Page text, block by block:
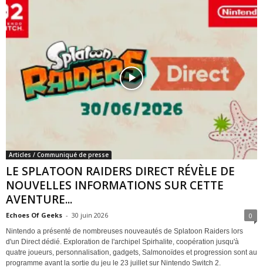
Articles / Communiqué de presse
LE SPLATOON RAIDERS DIRECT RÉVÈLE DE
NOUVELLES INFORMATIONS SUR CETTE
AVENTURE...
Echoes Of Geeks - 30 juin 2026 0
Nintendo a présenté de nombreuses nouveautés de Splatoon Raiders lors
d'un Direct dédié. Exploration de l'archipel Spirhalite, coopération jusqu'à
quatre joueurs, personnalisation, gadgets, Salmonoïdes et progression sont au
programme avant la sortie du jeu le 23 juillet sur Nintendo Switch 2.